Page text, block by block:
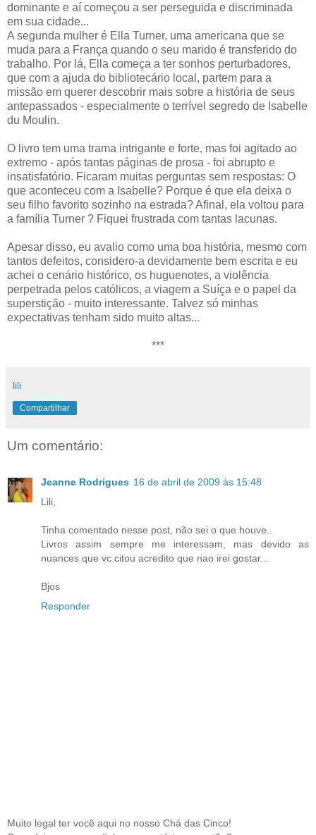
dominante e aí começou a ser perseguida e discriminada
em sua cidade...
A segunda mulher é Ella Turner, uma americana que se
muda para a França quando o seu marido é transferido do
trabalho. Por lá, Ella começa a ter sonhos perturbadores,
que com a ajuda do bibliotecário local, partem para a
missão em querer descobrir mais sobre a história de seus
antepassados - especialmente o terrível segredo de Isabelle
du Moulin.
O livro tem uma trama intrigante e forte, mas foi agitado ao
extremo - após tantas páginas de prosa - foi abrupto e
insatisfatório. Ficaram muitas perguntas sem respostas: O
que aconteceu com a Isabelle? Porque é que ela deixa o
seu filho favorito sozinho na estrada? Afinal, ela voltou para
a família Turner ? Fiquei frustrada com tantas lacunas.
Apesar disso, eu avalio como uma boa história, mesmo com
tantos defeitos, considero-a devidamente bem escrita e eu
achei o cenário histórico, os huguenotes, a violência
perpetrada pelos católicos, a viagem a Suíça e o papel da
superstição - muito interessante. Talvez só minhas
expectativas tenham sido muito altas...
***
lili
Compartilhar
Um comentário:
Jeanne Rodrigues 16 de abril de 2009 às 15:48
Lili,
Tinha comentado nesse post, não sei o que houve..
Livros assim sempre me interessam, mas devido as
nuances que vc citou acredito que nao irei gostar...
Bjos
Responder
Muito legal ter você aqui no nosso Chá das Cinco!